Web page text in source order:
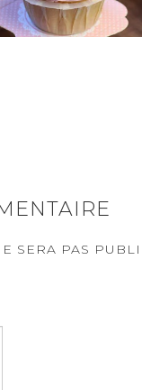
SERA PAS